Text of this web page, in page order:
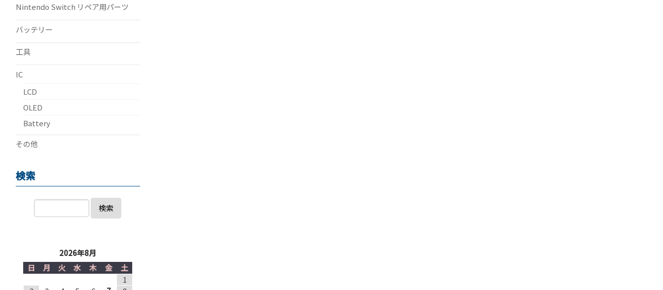
Nintendo Switch リペア用パーツ
バッテリー
工具
IC
LCD
OLED
Battery
その他
検索
検索
2026年8月
日
月 火 水 木 金
土
1